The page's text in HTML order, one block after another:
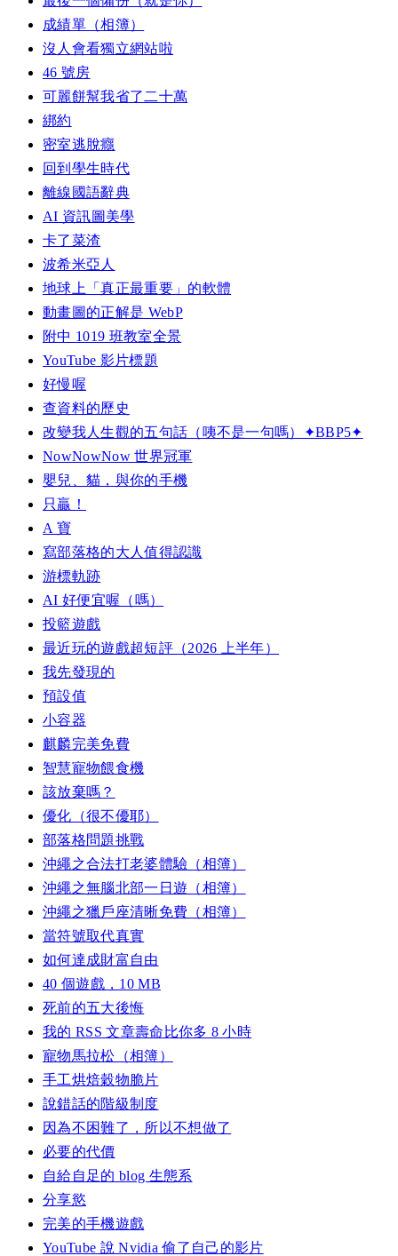
成績單（相簿）
沒人會看獨立網站啦
46 號房
可麗餅幫我省了二十萬
綁約
密室逃脫癮
回到學生時代
離線國語辭典
AI 資訊圖美學
卡了菜渣
波希米亞人
地球上「真正最重要」的軟體
動畫圖的正解是 WebP
附中 1019 班教室全景
YouTube 影片標題
好慢喔
查資料的歷史
改變我人生觀的五句話（咦不是一句嗎）✦BBP5✦
NowNowNow 世界冠軍
嬰兒、貓，與你的手機
只贏！
A 寶
寫部落格的大人值得認識
游標軌跡
AI 好便宜喔（嗎）
投籃遊戲
最近玩的遊戲超短評（2026 上半年）
我先發現的
預設值
小容器
麒麟完美免費
智慧寵物餵食機
該放棄嗎？
優化（很不優耶）
部落格問題挑戰
沖繩之合法打老婆體驗（相簿）
沖繩之無腦北部一日遊（相簿）
沖繩之獵戶座清晰免費（相簿）
當符號取代真實
如何達成財富自由
40 個遊戲，10 MB
死前的五大後悔
我的 RSS 文章壽命比你多 8 小時
寵物馬拉松（相簿）
手工烘焙穀物脆片
說錯話的階級制度
因為不困難了，所以不想做了
必要的代價
自給自足的 blog 生態系
分享慾
完美的手機遊戲
YouTube 說 Nvidia 偷了自己的影片